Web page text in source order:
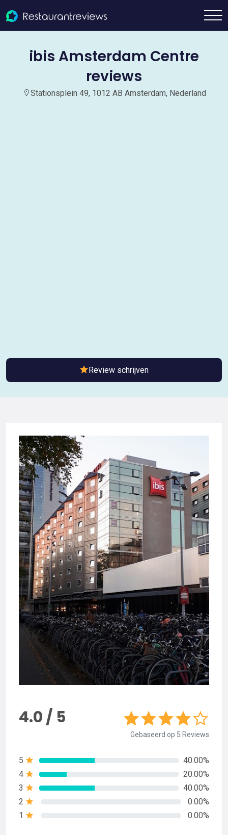
ibis Amsterdam Centre
reviews
Stationsplein 49, 1012 AB Amsterdam, Nederland
Review schrijven
4.0 / 5
Gebaseerd op 5 Reviews
5
40.00%
4
20.00%
3
40.00%
2
0.00%
1
0.00%